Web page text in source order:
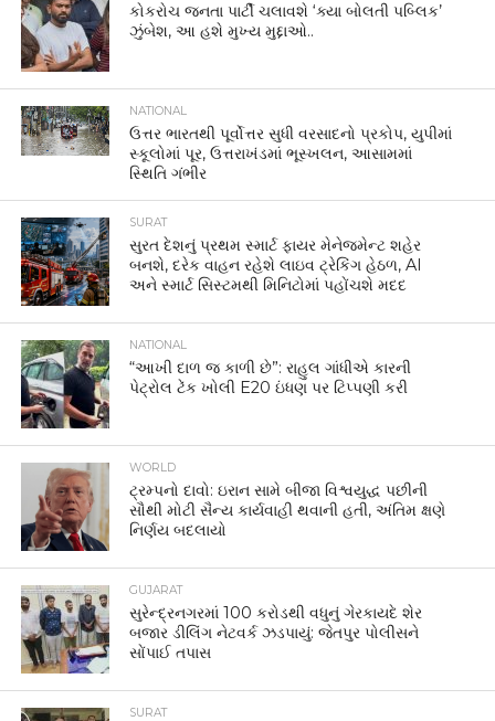
કોકરોચ જનતા પાર્ટી ચલાવશે ‘ક્યા બોલતી પબ્લિક’
ઝુંબેશ, આ હશે મુખ્ય મુદ્દાઓ..
NATIONAL
ઉત્તર ભારતથી પૂર્વોત્તર સુધી વરસાદનો પ્રકોપ, યુપીમાં
સ્કૂલોમાં પૂર, ઉત્તરાખંડમાં ભૂસ્ખલન, આસામમાં
સ્થિતિ ગંભીર
SURAT
સુરત દેશનું પ્રથમ સ્માર્ટ ફાયર મેનેજમેન્ટ શહેર
બનશે, દરેક વાહન રહેશે લાઇવ ટ્રેકિંગ હેઠળ, AI
અને સ્માર્ટ સિસ્ટમથી મિનિટોમાં પહોંચશે મદદ
NATIONAL
“આખી દાળ જ કાળી છે”: રાહુલ ગાંધીએ કારની
પેટ્રોલ ટેંક ખોલી E20 ઇંધણ પર ટિપ્પણી કરી
WORLD
ટ્રમ્પનો દાવો: ઇરાન સામે બીજા વિશ્વયુદ્ધ પછીની
સૌથી મોટી સૈન્ય કાર્યવાહી થવાની હતી, અંતિમ ક્ષણે
નિર્ણય બદલાયો
GUJARAT
સુરેન્દ્રનગરમાં 100 કરોડથી વધુનું ગેરકાયદે શેર
બજાર ડીલિંગ નેટવર્ક ઝડપાયું: જેતપુર પોલીસને
સોંપાઈ તપાસ
SURAT